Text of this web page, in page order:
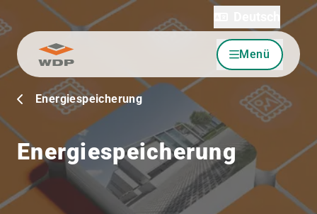
Zum Inhalt wechseln Menü
Energiespeicherung
Energiespeicherung